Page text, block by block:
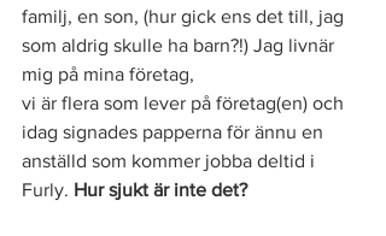
familj, en son, (hur gick ens det till, jag
som aldrig skulle ha barn?!) Jag livnär
mig på mina företag,
vi är flera som lever på företag(en) och
idag signades papperna för ännu en
anställd som kommer jobba deltid i
Furly. Hur sjukt är inte det?